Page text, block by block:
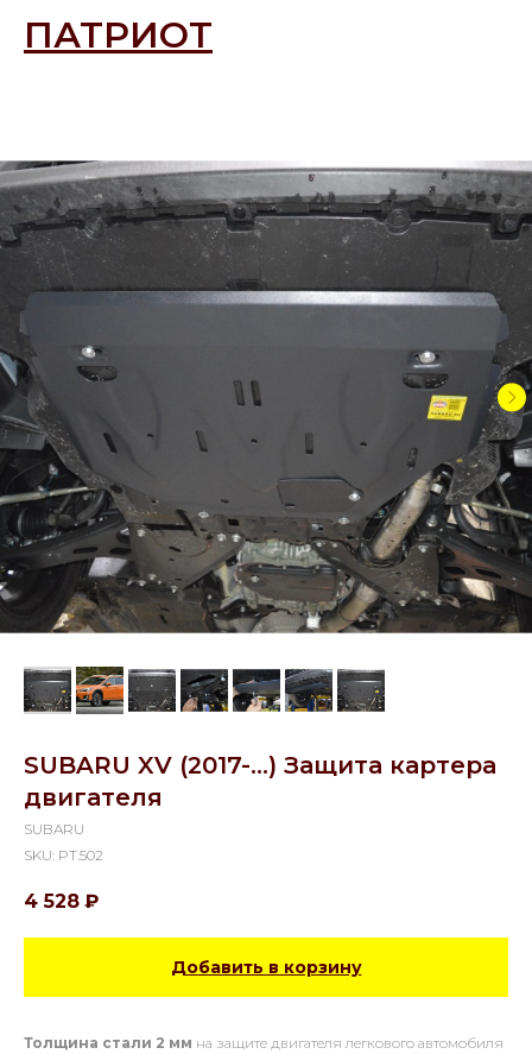
ПАТРИОТ
SUBARU XV (2017-...) Защита картера
двигателя
SUBARU
SKU: PT.502
4 528 ₽
Добавить в корзину
Толщина стали 2 мм на защите двигателя легкового автомобиля